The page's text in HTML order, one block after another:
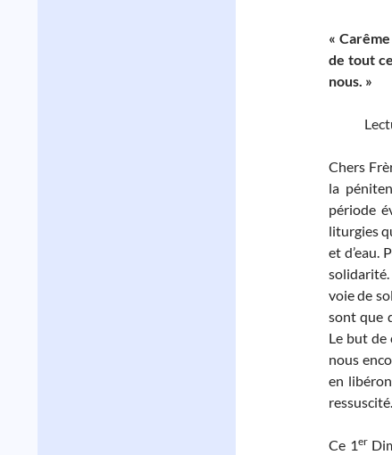
«
de tout
nous. »
Chers
la
période
liturgies
et d’eau.
solidarité.
voie de
sont que
Le but de
nous
en
ressuscité.
Ce 1er